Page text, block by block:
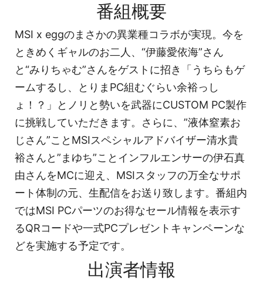
番組概要
MSI x eggのまさかの異業種コラボが実現。今を
ときめくギャルのお二人、“伊藤愛依海”さん
と“みりちゃむ”さんをゲストに招き「うちらもゲ
ームするし、とりまPC組むぐらい余裕っし
ょ！？」とノリと勢いを武器にCUSTOM PC製作
に挑戦していただきます。さらに、”液体窒素お
じさん”ことMSIスペシャルアドバイザー清水貴
裕さんと”まゆち”ことインフルエンサーの伊石真
由さんをMCに迎え、MSIスタッフの万全なサポ
ート体制の元、生配信をお送り致します。番組内
ではMSI PCパーツのお得なセール情報を表示す
るQRコードや一式PCプレゼントキャンペーンな
どを実施する予定です。
出演者情報